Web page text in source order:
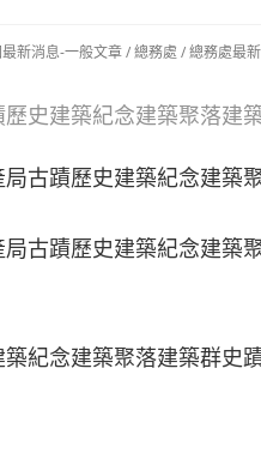
新消息-一般文章/總務處 /總務處最
史建築紀念建築聚落建
古蹟歷史建築紀念建
古蹟歷史建築紀念建築
紀念建築聚落建築群史